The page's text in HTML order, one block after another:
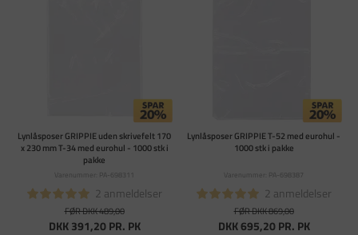
Lynlåsposer GRIPPIE uden skrivefelt 170
x 230 mm T-34 med eurohul - 1000 stk i
pakke
Varenummer: PA-698311
2 anmeldelser
FØR DKK 489,00
DKK 391,20PR. PK
Lynlåsposer GRIPPIE T-52 med eurohul -
1000 stk i pakke
Varenummer: PA-698387
2 anmeldelser
FØR DKK 869,00
DKK 695,20PR. PK